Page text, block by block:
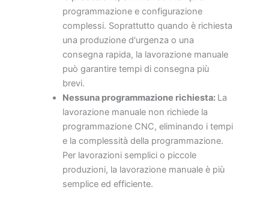
programmazione e configurazione
complessi. Soprattutto quando è richiesta
una produzione d'urgenza o una
consegna rapida, la lavorazione manuale
può garantire tempi di consegna più
brevi.
Nessuna programmazione richiesta: La
lavorazione manuale non richiede la
programmazione CNC, eliminando i tempi
e la complessità della programmazione.
Per lavorazioni semplici o piccole
produzioni, la lavorazione manuale è più
semplice ed efficiente.